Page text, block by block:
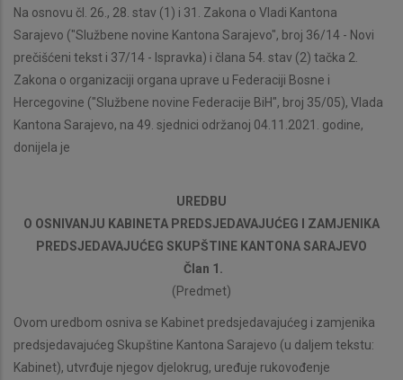
Na osnovu čl. 26., 28. stav (1) i 31. Zakona o Vladi Kantona
Sarajevo ("Službene novine Kantona Sarajevo", broj 36/14 - Novi
prečišćeni tekst i 37/14 - Ispravka) i člana 54. stav (2) tačka 2.
Zakona o organizaciji organa uprave u Federaciji Bosne i
Hercegovine ("Službene novine Federacije BiH", broj 35/05), Vlada
Kantona Sarajevo, na 49. sjednici održanoj 04.11.2021. godine,
donijela je
UREDBU
O OSNIVANJU KABINETA PREDSJEDAVAJUĆEG I ZAMJENIKA
PREDSJEDAVAJUĆEG SKUPŠTINE KANTONA SARAJEVO
Član 1.
(Predmet)
Ovom uredbom osniva se Kabinet predsjedavajućeg i zamjenika
predsjedavajućeg Skupštine Kantona Sarajevo (u daljem tekstu:
Kabinet), utvrđuje njegov djelokrug, uređuje rukovođenje